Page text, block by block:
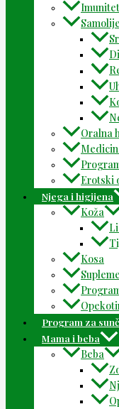
Imunitet
Oralna
Erotski
Njega i higijena
Koža
Kosa
Program za
Mama i beba
Beba